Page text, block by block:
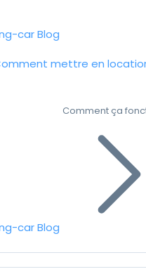
carBlog
mettre en
carBlog
Comment ça